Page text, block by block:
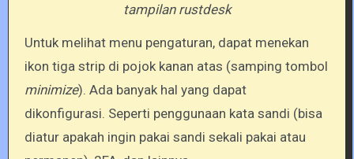
tampilan rustdesk
Untuk melihat menu pengaturan, dapat menekan
ikon tiga strip di pojok kanan atas (samping tombol
minimize). Ada banyak hal yang dapat
dikonfigurasi. Seperti penggunaan kata sandi (bisa
diatur apakah ingin pakai sandi sekali pakai atau